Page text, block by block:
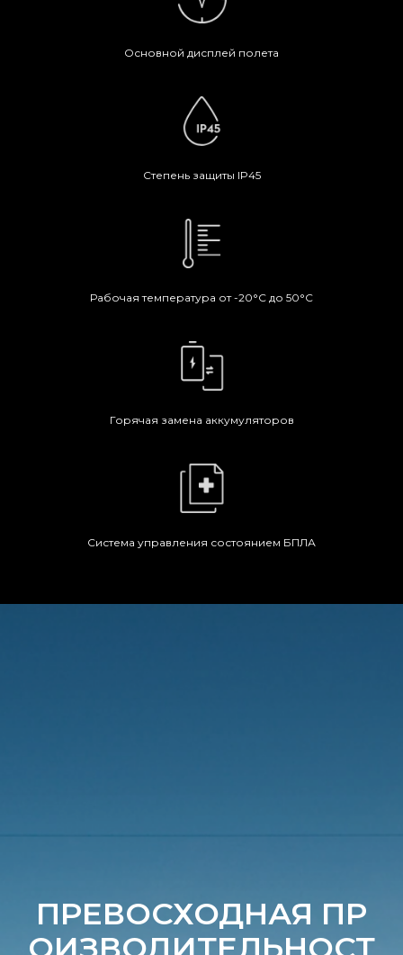
Основной дисплей полета
Степень защиты IP45
Рабочая температура от -20°C до 50°C
Горячая замена аккумуляторов
Система управления состоянием БПЛА
ПРЕВОСХОДНАЯ ПР